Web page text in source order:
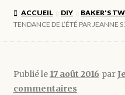
BOUTIQUE
BLOG
ACCUEIL DIY BAKER'S
TENDANCE DE L’ÉTÉ PAR JEANNE
Publié le 17 août 2016 par
commentaires